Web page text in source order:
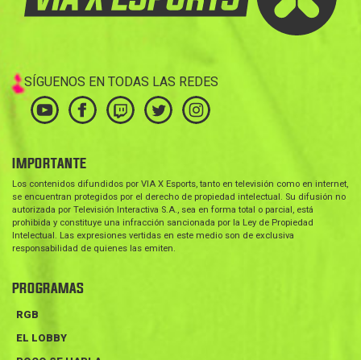
SÍGUENOS EN TODAS LAS REDES
IMPORTANTE
Los contenidos difundidos por VIA X Esports, tanto en televisión como en internet,
se encuentran protegidos por el derecho de propiedad intelectual. Su difusión no
autorizada por Televisión Interactiva S.A., sea en forma total o parcial, está
prohibida y constituye una infracción sancionada por la Ley de Propiedad
Intelectual. Las expresiones vertidas en este medio son de exclusiva
responsabilidad de quienes las emiten.
PROGRAMAS
RGB
EL LOBBY